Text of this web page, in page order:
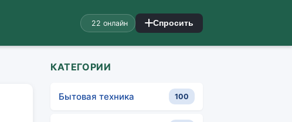
22 онлайн Спросить
КАТЕГОРИИ
Бытовая техника 100